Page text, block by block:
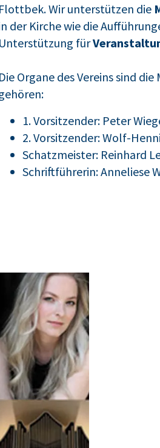
Flottbek. Wir unterstützen die
der Kirche wie die
Unterstützung für
Die Organe des Vereins sind
1. Vorsitzender: Peter
2. Vorsitzender: Wolf-
Schatzmeister: Reinhard
Schriftführerin: Anneliese